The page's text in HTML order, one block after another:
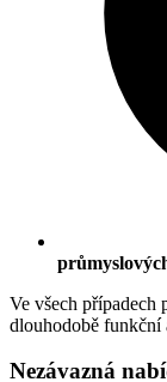
Ve všech případech
dlouhodobě funkční
Nezávazná